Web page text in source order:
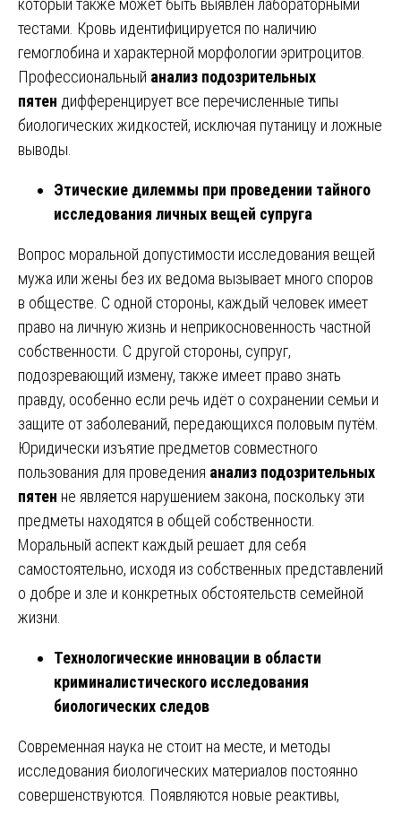
который также может быть выявлен лабораторными
тестами. Кровь идентифицируется по наличию
гемоглобина и характерной морфологии эритроцитов.
Профессиональный анализ подозрительных
пятен дифференцирует все перечисленные типы
биологических жидкостей, исключая путаницу и ложные
выводы.
Этические дилеммы при проведении тайного
исследования личных вещей супруга
Вопрос моральной допустимости исследования вещей
мужа или жены без их ведома вызывает много споров
в обществе. С одной стороны, каждый человек имеет
право на личную жизнь и неприкосновенность частной
собственности. С другой стороны, супруг,
подозревающий измену, также имеет право знать
правду, особенно если речь идёт о сохранении семьи и
защите от заболеваний, передающихся половым путём.
Юридически изъятие предметов совместного
пользования для проведения анализ подозрительных
пятен не является нарушением закона, поскольку эти
предметы находятся в общей собственности.
Моральный аспект каждый решает для себя
самостоятельно, исходя из собственных представлений
о добре и зле и конкретных обстоятельств семейной
жизни.
Технологические инновации в области
криминалистического исследования
биологических следов
Современная наука не стоит на месте, и методы
исследования биологических материалов постоянно
совершенствуются. Появляются новые реактивы,